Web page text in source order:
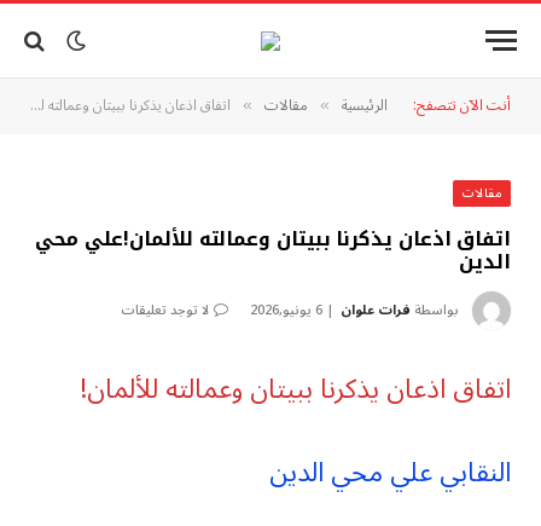
أنت الآن تتصفح: الرئيسية » مقالات » اتفاق اذعان يذكرنا ببيتان وعمالته للألمان!علي محي الدين
مقالات
اتفاق اذعان يذكرنا ببيتان وعمالته للألمان!علي محي
الدين
بواسطة فرات علوان 6 يونيو,2026 لا توجد تعليقات
اتفاق اذعان يذكرنا ببيتان وعمالته للألمان!
النقابي علي محي الدين